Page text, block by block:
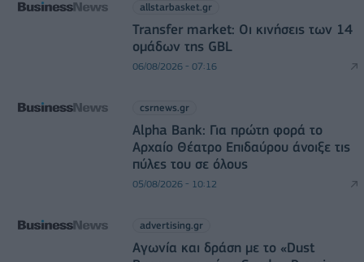
allstarbasket.gr
Transfer market: Οι κινήσεις των 14
ομάδων της GBL
06/08/2026 - 07:16
csrnews.gr
Alpha Bank: Για πρώτη φορά το
Αρχαίο Θέατρο Επιδαύρου άνοιξε τις
πύλες του σε όλους
05/08/2026 - 10:12
advertising.gr
Αγωνία και δράση με το «Dust